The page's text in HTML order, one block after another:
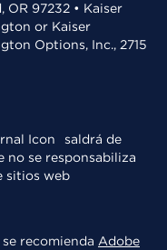
OR 97232 • Kaiser
or Kaiser
Options, Inc., 2715
saldrá de
no se responsabiliza
sitios web
recomienda Adobe